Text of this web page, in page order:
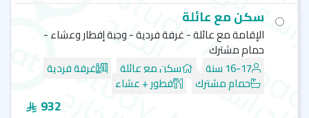
سكن مع عائلة
الإقامة مع عائلة - غرفة فردية - وجبة إفطار وعشاء -
حمام مشترك
16-17 سنة
سكن مع عائلة غرفة فردية
حمام مشترك فطور + عشاء
932